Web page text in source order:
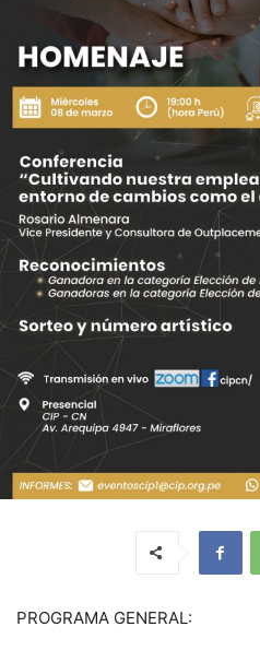
PROGRAMA GENERAL: